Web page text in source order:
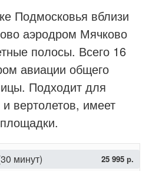
Подмосковья вблизи
аэродром Мячково
полосы. Всего 16
авиации общего
Подходит для
вертолетов, имеет
минут) 25 995 р.